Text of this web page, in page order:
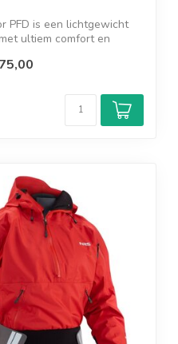
PFD is een lichtgewicht
ultiem comfort en